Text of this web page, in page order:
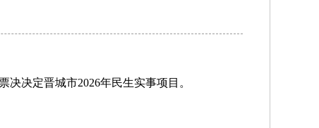
决定晋城市2026年民生实事项目。